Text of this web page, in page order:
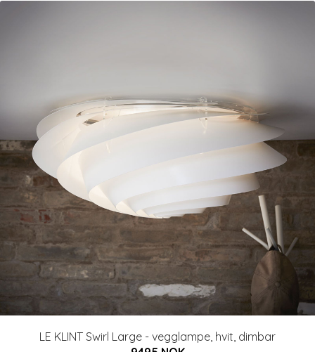
LE KLINT Swirl Large - vegglampe, hvit, dimbar